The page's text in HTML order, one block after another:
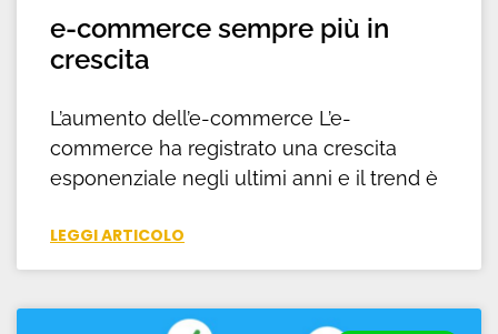
e-commerce sempre più in
crescita
L’aumento dell’e-commerce L’e-
commerce ha registrato una crescita
esponenziale negli ultimi anni e il trend è
LEGGI ARTICOLO